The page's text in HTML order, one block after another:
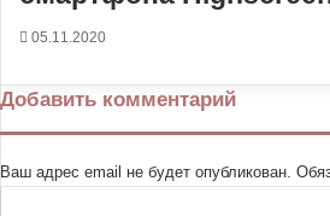
05.11.2020
Добавить комментарий
Ваш адрес email не будет опубликован.